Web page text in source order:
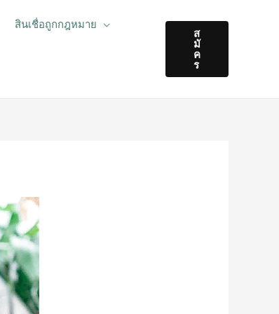
สินเชื่อถูกกฎหมาย
ส
มั
ค
ร